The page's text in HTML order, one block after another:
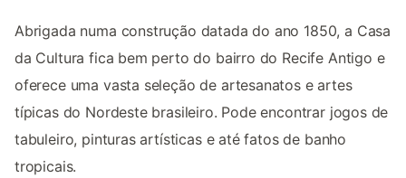
Abrigada numa construção datada do ano 1850, a Casa
da Cultura fica bem perto do bairro do Recife Antigo e
oferece uma vasta seleção de artesanatos e artes
típicas do Nordeste brasileiro. Pode encontrar jogos de
tabuleiro, pinturas artísticas e até fatos de banho
tropicais.